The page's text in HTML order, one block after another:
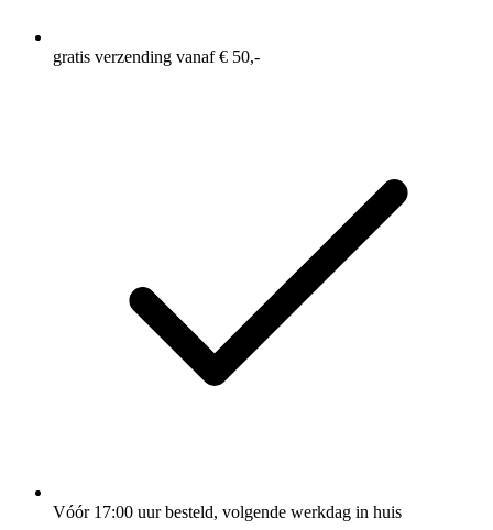
gratis verzending vanaf € 50,-
Vóór 17:00 uur besteld, volgende werkdag in huis